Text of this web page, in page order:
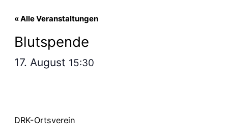
« Alle Veranstaltungen
Blutspende
17. August 15:30
DRK-Ortsverein